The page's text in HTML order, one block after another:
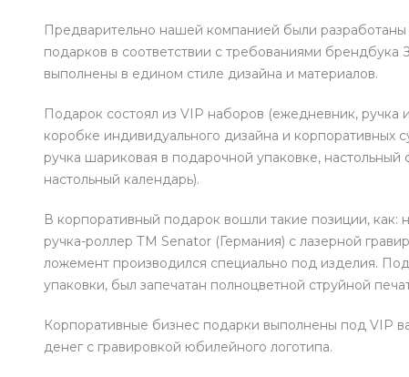
Предварительно нашей компанией были
подарков в соответствии с требованиями
выполнены в едином стиле дизайна и материалов.
Подарок состоял из VIP наборов (ежедневник, ручка
коробке индивидуального дизайна и корпоративных
ручка шариковая в подарочной упаковке,
настольный календарь).
В корпоративный подарок вошли такие позиции,
ручка-роллер ТМ Senator (Германия) с лазерной
ложемент производился специально под изделия.
упаковки, был запечатан полноцветной струйной
Корпоративные бизнес подарки выполнены под VIP
денег с гравировкой юбилейного логотипа.